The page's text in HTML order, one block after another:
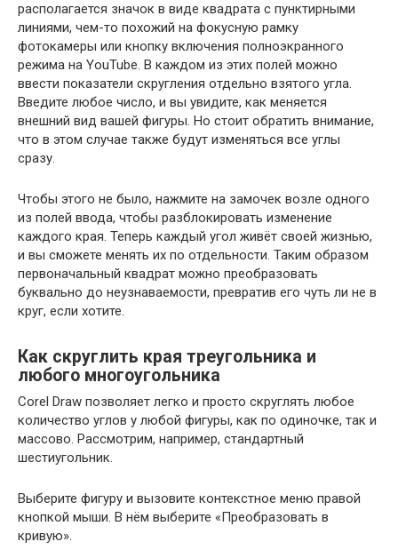
располагается значок в виде квадрата с пунктирными
линиями, чем-то похожий на фокусную рамку
фотокамеры или кнопку включения полноэкранного
режима на YouTube. В каждом из этих полей можно
ввести показатели скругления отдельно взятого угла.
Введите любое число, и вы увидите, как меняется
внешний вид вашей фигуры. Но стоит обратить внимание,
что в этом случае также будут изменяться все углы
сразу.
Чтобы этого не было, нажмите на замочек возле одного
из полей ввода, чтобы разблокировать изменение
каждого края. Теперь каждый угол живёт своей жизнью,
и вы сможете менять их по отдельности. Таким образом
первоначальный квадрат можно преобразовать
буквально до неузнаваемости, превратив его чуть ли не в
круг, если хотите.
Как скруглить края треугольника и
любого многоугольника
Corel Draw позволяет легко и просто скруглять любое
количество углов у любой фигуры, как по одиночке, так и
массово. Рассмотрим, например, стандартный
шестиугольник.
Выберите фигуру и вызовите контекстное меню правой
кнопкой мыши. В нём выберите «Преобразовать в
кривую».